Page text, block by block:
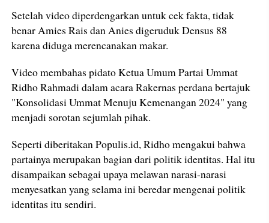
Setelah video diperdengarkan untuk cek fakta, tidak
benar Amies Rais dan Anies digeruduk Densus 88
karena diduga merencanakan makar.
Video membahas pidato Ketua Umum Partai Ummat
Ridho Rahmadi dalam acara Rakernas perdana bertajuk
"Konsolidasi Ummat Menuju Kemenangan 2024" yang
menjadi sorotan sejumlah pihak.
Seperti diberitakan Populis.id, Ridho mengakui bahwa
partainya merupakan bagian dari politik identitas. Hal itu
disampaikan sebagai upaya melawan narasi-narasi
menyesatkan yang selama ini beredar mengenai politik
identitas itu sendiri.